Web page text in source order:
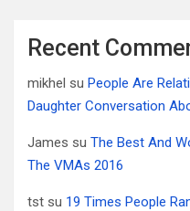
Recent
mikhel su People Are
Daughter Conversation
James su The Best And
The VMAs 2016
tst su 19 Times People